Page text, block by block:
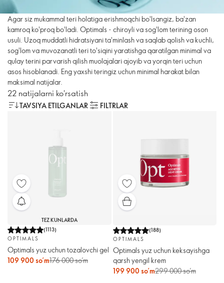
Agar siz mukammal teri holatiga erishmoqchi bo'lsangiz, ba'zan
kamroq ko'proq bo'ladi. Optimals - chiroyli va sog'lom terining oson
usuli. Uzoq muddatli hidratsiyani ta'minlash va saqlab qolish va kuchli,
sog'lom va muvozanatli teri to'siqini yaratishga qaratilgan minimal va
qulay terini parvarish qilish muolajalari ajoyib va yorqin teri uchun
asos hisoblanadi. Eng yaxshi teringiz uchun minimal harakat bilan
maksimal natijalar.
22 natijalarni ko'rsatish
TAVSIYA ETILGANLAR FILTRLAR
TEZ KUNLARDA
(1113)
OPTIMALS
Optimals yuz uchun tozalovchi gel
109 900 so’m176 000 so’m
(188)
OPTIMALS
Optimals yuz uchun keksayishga
qarsh yengil krem
199 900 so’m299 000 so’m